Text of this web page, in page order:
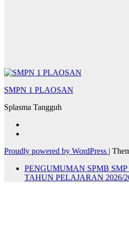
SMPN 1 PLAOSAN
Splasma Tangguh
Proudly powered by WordPress |
PENGUMUMAN SPMB
TAHUN PELAJARAN 2026/